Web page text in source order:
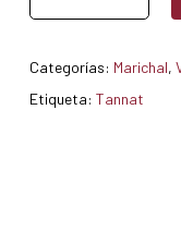
Categorías: Marichal,
Etiqueta: Tannat